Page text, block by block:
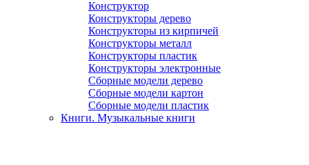
Конструктор
Конструкторы дерево
Конструкторы из кирпичей
Конструкторы металл
Конструкторы пластик
Конструкторы электронные
Сборные модели дерево
Сборные модели картон
Сборные модели пластик
Книги. Музыкальные книги